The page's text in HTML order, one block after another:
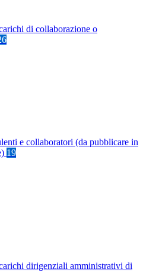
di collaborazione o
e collaboratori (da pubblicare in
19
dirigenziali amministrativi di